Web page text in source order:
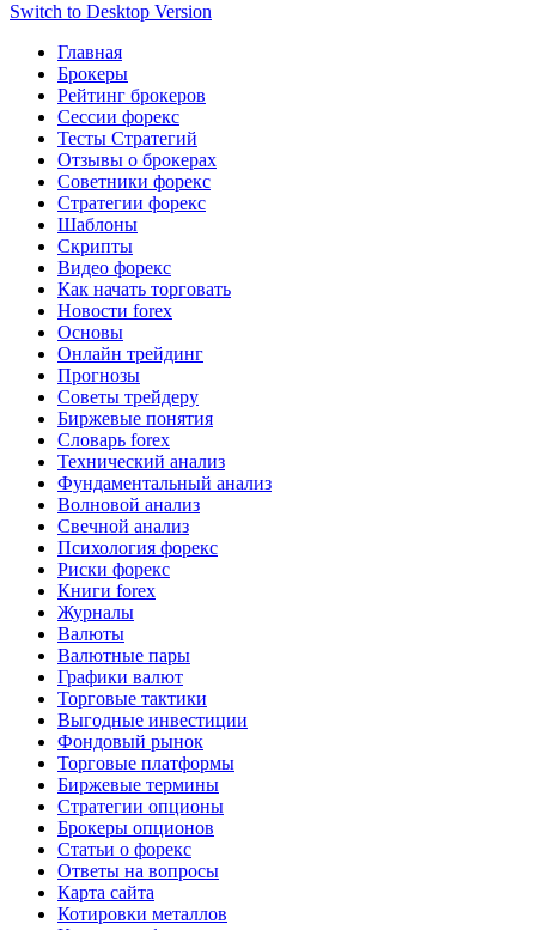
Switch to Desktop Version
Главная
Брокеры
Рейтинг брокеров
Сессии форекс
Тесты Стратегий
Отзывы о брокерах
Советники форекс
Стратегии форекс
Шаблоны
Скрипты
Видео форекс
Как начать торговать
Новости forex
Основы
Онлайн трейдинг
Прогнозы
Советы трейдеру
Биржевые понятия
Словарь forex
Технический анализ
Фундаментальный анализ
Волновой анализ
Свечной анализ
Психология форекс
Риски форекс
Книги forex
Журналы
Валюты
Валютные пары
Графики валют
Торговые тактики
Выгодные инвестиции
Фондовый рынок
Торговые платформы
Биржевые термины
Стратегии опционы
Брокеры опционов
Статьи о форекс
Ответы на вопросы
Карта сайта
Котировки металлов